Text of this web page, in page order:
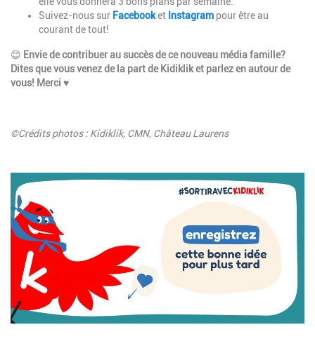
Suivez-nous sur Facebooket Instagram pour être au
courant de tout!
😊 Envie de contribuer au succès de ce nouveau média famille?
Dites que vous venez de la part de Kidiklik et parlez en autour de
vous! Merci ♥
©Crédits photos : Kidiklik, CMN, Château Laurens